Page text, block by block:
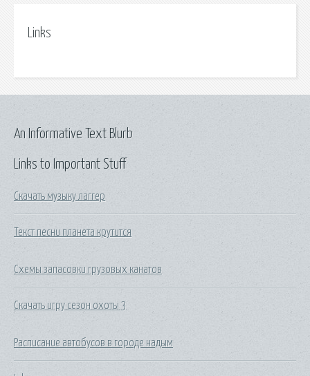
Links
Links to Important Stuff
Скачать музыку лаггер
Текст песни планета крутится
Схемы запасовки грузовых канатов
Скачать игру сезон охоты 3
Расписание автобусов в городе надым
An Informative Text Blurb